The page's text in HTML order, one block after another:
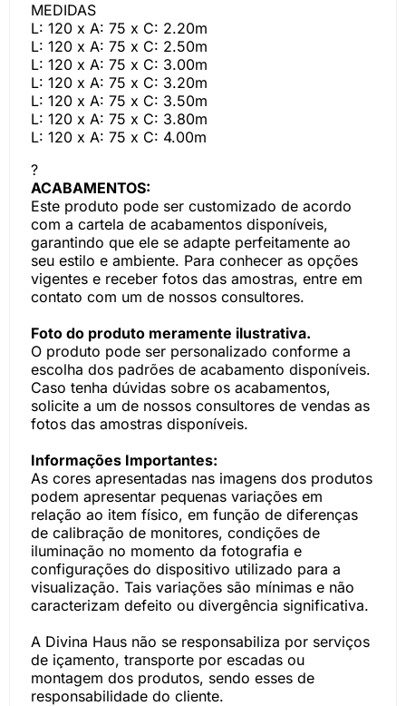
MEDIDAS
L: 120 x A: 75 x C: 2.20m
L: 120 x A: 75 x C: 2.50m
L: 120 x A: 75 x C: 3.00m
L: 120 x A: 75 x C: 3.20m
L: 120 x A: 75 x C: 3.50m
L: 120 x A: 75 x C: 3.80m
L: 120 x A: 75 x C: 4.00m
?
ACABAMENTOS:
Este produto pode ser customizado de acordo
com a cartela de acabamentos disponíveis,
garantindo que ele se adapte perfeitamente ao
seu estilo e ambiente. Para conhecer as opções
vigentes e receber fotos das amostras, entre em
contato com um de nossos consultores.
Foto do produto meramente ilustrativa.
O produto pode ser personalizado conforme a
escolha dos padrões de acabamento disponíveis.
Caso tenha dúvidas sobre os acabamentos,
solicite a um de nossos consultores de vendas as
fotos das amostras disponíveis.
Informações Importantes:
As cores apresentadas nas imagens dos produtos
podem apresentar pequenas variações em
relação ao item físico, em função de diferenças
de calibração de monitores, condições de
iluminação no momento da fotografia e
configurações do dispositivo utilizado para a
visualização. Tais variações são mínimas e não
caracterizam defeito ou divergência significativa.
A Divina Haus não se responsabiliza por serviços
de içamento, transporte por escadas ou
montagem dos produtos, sendo esses de
responsabilidade do cliente.